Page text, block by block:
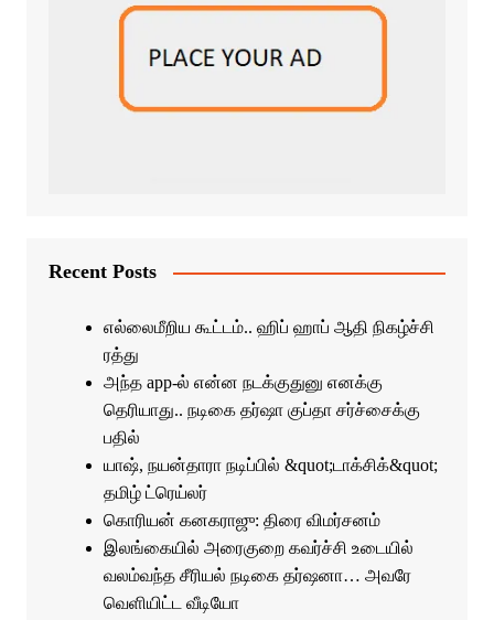
Recent Posts
எல்லைமீறிய கூட்டம்.. ஹிப் ஹாப் ஆதி நிகழ்ச்சி
ரத்து
அந்த app-ல் என்ன நடக்குதுனு எனக்கு
தெரியாது.. நடிகை தர்ஷா குப்தா சர்ச்சைக்கு
பதில்
யாஷ், நயன்தாரா நடிப்பில் &quot;டாக்சிக்&quot;
தமிழ் ட்ரெய்லர்
கொரியன் கனகராஜு: திரை விமர்சனம்
இலங்கையில் அரைகுறை கவர்ச்சி உடையில்
வலம்வந்த சீரியல் நடிகை தர்ஷனா… அவரே
வெளியிட்ட வீடியோ